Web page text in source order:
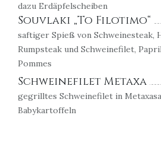
dazu Erdäpfelscheiben
Souvlaki „To Filotimo“
saftiger Spieß von Schweinesteak,
Rumpsteak und Schweinefilet,
Pommes
Schweinefilet Metaxa
gegrilltes Schweinefilet in
Babykartoffeln